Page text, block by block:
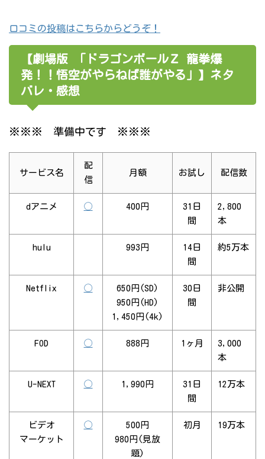
口コミの投稿はこちらからどうぞ！
【劇場版 「ドラゴンボールＺ 龍拳爆
発！！悟空がやらねば誰がやる」】ネタ
バレ・感想
※※※ 準備中です ※※※
サービス名
配
信
月額 お試し 配信数
dアニメ ◯ 400円
31日
間
2,800
本
hulu 993円
14日
間
約5万本
Netflix ◯
650円(SD)
950円(HD)
1,450円(4k)
30日
間
非公開
FOD ◯ 888円 1ヶ月
3,000
本
U-NEXT ◯ 1,990円
31日
間
12万本
ビデオ
マーケット
◯
500円
980円(見放
題)
初月 19万本